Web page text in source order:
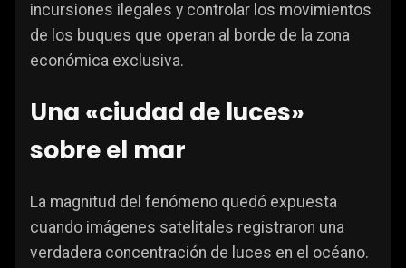
incursiones ilegales y controlar los movimientos
de los buques que operan al borde de la zona
económica exclusiva.
Una «ciudad de luces»
sobre el mar
La magnitud del fenómeno quedó expuesta
cuando imágenes satelitales registraron una
verdadera concentración de luces en el océano.